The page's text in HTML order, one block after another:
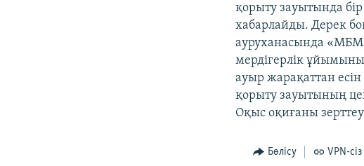
қорыту зауытында
хабарлайды. Дерек
ауруханасында «МБМ
мердігерлік
ауыр жарақаттан
қорыту зауытының
Оқыс оқиғаны
Бөлісу VPN-